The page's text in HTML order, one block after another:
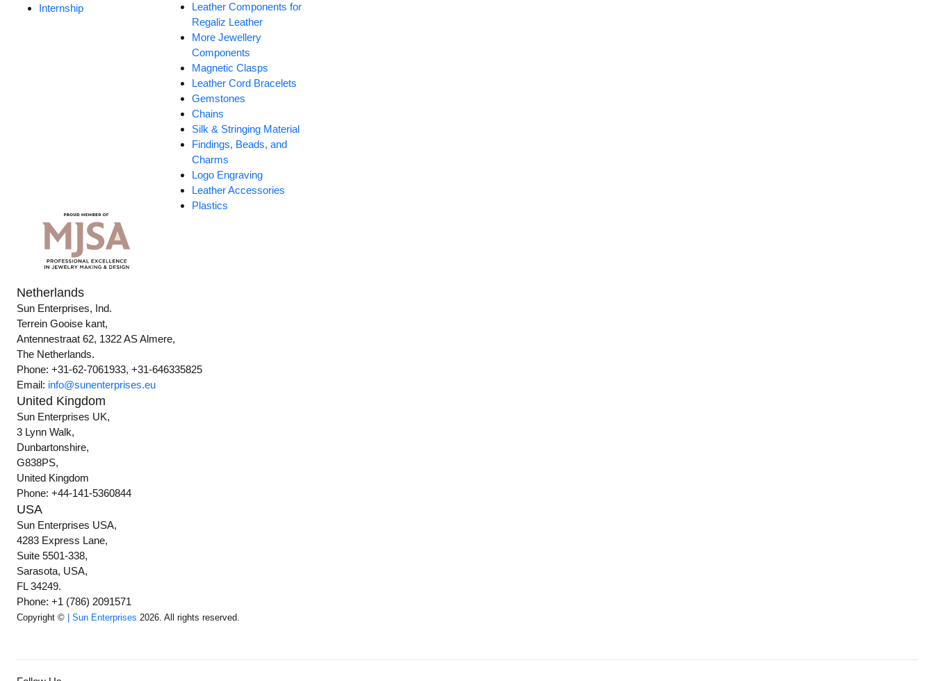
Internship
Leather Components for
Regaliz Leather
More Jewellery
Components
Magnetic Clasps
Leather Cord Bracelets
Gemstones
Chains
Silk & Stringing Material
Findings, Beads, and
Charms
Logo Engraving
Leather Accessories
Plastics
Netherlands
Sun Enterprises, Ind.
Terrein Gooise kant,
Antennestraat 62, 1322 AS Almere,
The Netherlands.
Phone: +31-62-7061933, +31-646335825
Email: info@sunenterprises.eu
United Kingdom
Sun Enterprises UK,
3 Lynn Walk,
Dunbartonshire,
G838PS,
United Kingdom
Phone: +44-141-5360844
USA
Sun Enterprises USA,
4283 Express Lane,
Suite 5501-338,
Sarasota, USA,
FL 34249.
Phone: +1 (786) 2091571
Copyright © | Sun Enterprises 2026. All rights reserved.